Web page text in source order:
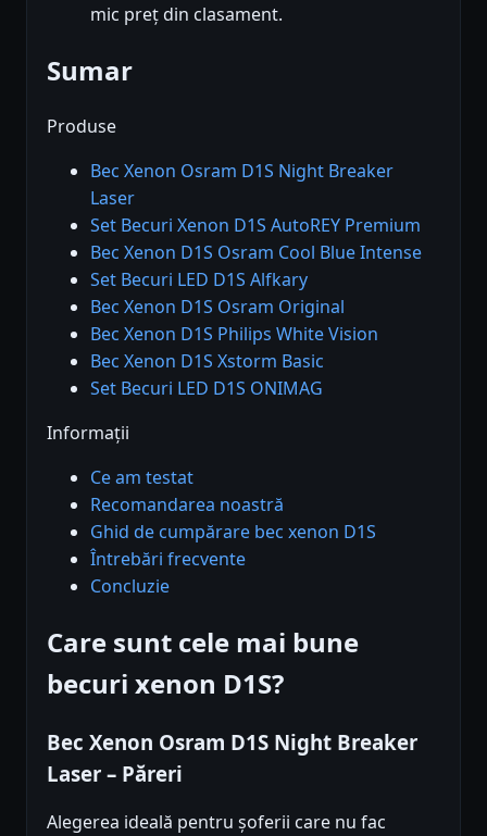
mic preț din clasament.
Sumar
Produse
Bec Xenon Osram D1S Night Breaker
Laser
Set Becuri Xenon D1S AutoREY Premium
Bec Xenon D1S Osram Cool Blue Intense
Set Becuri LED D1S Alfkary
Bec Xenon D1S Osram Original
Bec Xenon D1S Philips White Vision
Bec Xenon D1S Xstorm Basic
Set Becuri LED D1S ONIMAG
Informații
Ce am testat
Recomandarea noastră
Ghid de cumpărare bec xenon D1S
Întrebări frecvente
Concluzie
Care sunt cele mai bune
becuri xenon D1S?
Bec Xenon Osram D1S Night Breaker
Laser – Păreri
Alegerea ideală pentru șoferii care nu fac